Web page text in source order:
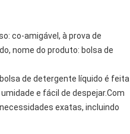
co-amigável, à prova de
nome do produto: bolsa de
de detergente líquido é feita
e fácil de despejar.Com
exatas, incluindo